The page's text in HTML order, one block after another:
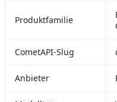
Produktfamilie
CometAPI-Slug
Anbieter